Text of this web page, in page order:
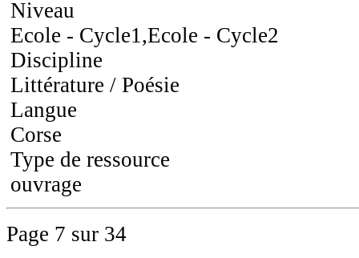
Niveau
Ecole - Cycle1,Ecole - Cycle2
Discipline
Littérature / Poésie
Langue
Corse
Type de ressource
ouvrage
Page 7 sur 34